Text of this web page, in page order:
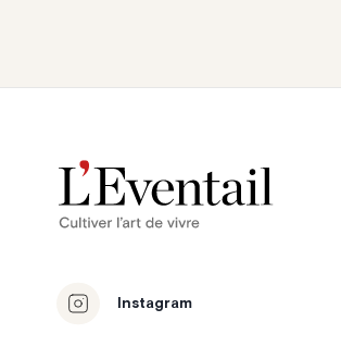
Instagram